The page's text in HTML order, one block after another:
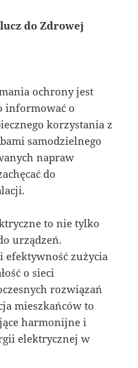
do Zdrowej
ochrony jest
informować o
korzystania z
samodzielnego
napraw
do
to nie tylko
urządzeń.
efektywność zużycia
o sieci
rozwiązań
mieszkańców to
harmonijne i
elektrycznej w